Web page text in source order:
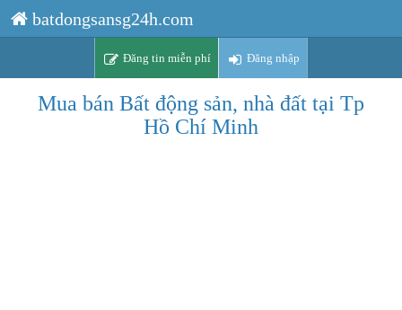
batdongsansg24h.com
Đăng tin miễn phí Đăng nhập
Mua bán Bất động sản, nhà đất tại Tp
Hồ Chí Minh